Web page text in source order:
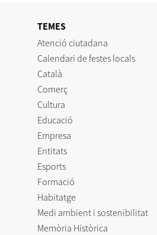
TEMES
Atenció ciutadana
Calendari de festes locals
Català
Comerç
Cultura
Educació
Empresa
Entitats
Esports
Formació
Habitatge
Medi ambient i sostenibilitat
Memòria Històrica